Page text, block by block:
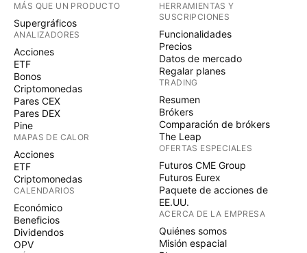
MÁS QUE UN PRODUCTO
Supergráficos
ANALIZADORES
Acciones
ETF
Bonos
Criptomonedas
Pares CEX
Pares DEX
Pine
MAPAS DE CALOR
Acciones
ETF
Criptomonedas
CALENDARIOS
Económico
Beneficios
Dividendos
OPV
HERRAMIENTAS Y
SUSCRIPCIONES
Funcionalidades
Precios
Datos de mercado
Regalar planes
TRADING
Resumen
Brókers
Comparación de brókers
The Leap
OFERTAS ESPECIALES
Futuros CME Group
Futuros Eurex
Paquete de acciones de
EE.UU.
ACERCA DE LA EMPRESA
Quiénes somos
Misión espacial